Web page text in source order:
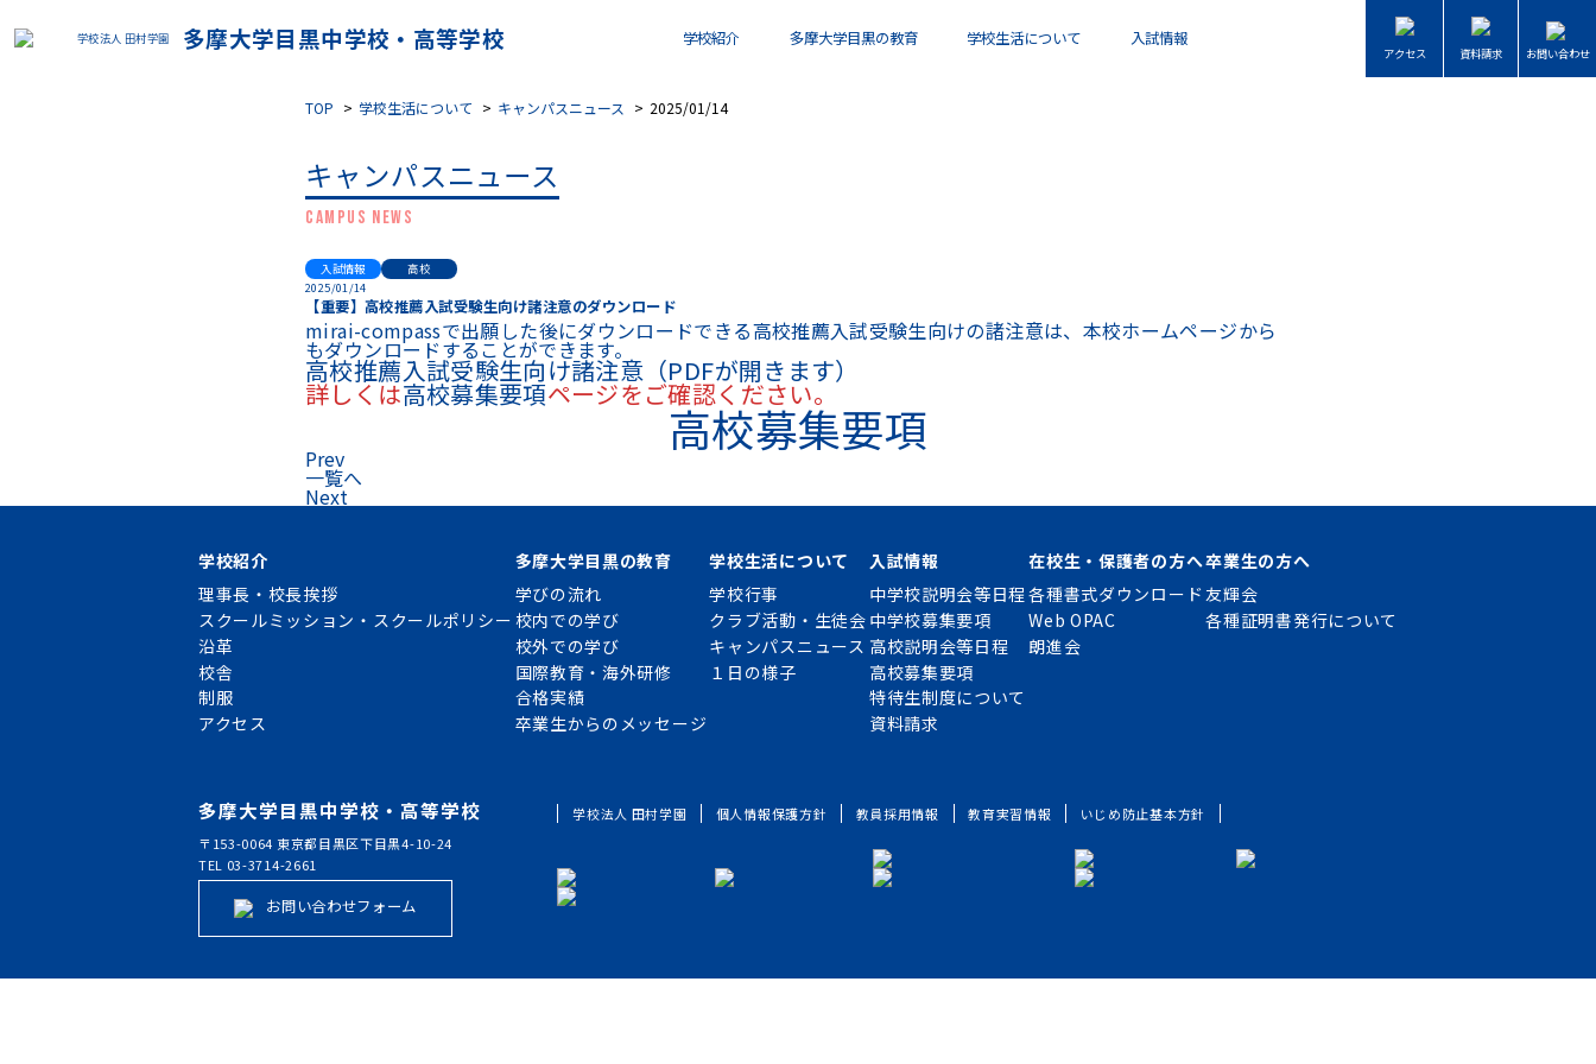
学校法人 田村学園 多摩大学目黒中学校・高等学校 学校紹介 多摩大学目黒の教育 学校生活について 入試情報
アクセス 資料請求 お問い合わせ
TOP 学校生活について キャンパスニュース 2025/01/14
キャンパスニュース
CAMPUS NEWS
入試情報
高校
2025/01/14
【重要】高校推薦入試受験生向け諸注意のダウンロード
mirai-compassで出願した後にダウンロードできる高校推薦入試受験生向けの諸注意は、本校ホームページから
もダウンロードすることができます。
高校推薦入試受験生向け諸注意 （PDFが開きます）
詳しくは高校募集要項ページをご確認ください。
高校募集要項
Prev
一覧へ
Next
学校紹介
理事長・校長挨拶
スクールミッション・スクールポリシー
沿革
校舎
制服
アクセス
多摩大学目黒の教育
学びの流れ
校内での学び
校外での学び
国際教育・海外研修
合格実績
卒業生からのメッセージ
学校生活について
学校行事
クラブ活動・生徒会
キャンパスニュース
１日の様子
入試情報
中学校説明会等日程
中学校募集要項
高校説明会等日程
高校募集要項
特待生制度について
資料請求
在校生・保護者の方へ
各種書式ダウンロード
Web OPAC
朗進会
卒業生の方へ
友輝会
各種証明書発行について
多摩大学目黒中学校・高等学校
〒153-0064 東京都目黒区下目黒4-10-24
TEL 03-3714-2661
お問い合わせフォーム
学校法人 田村学園 個人情報保護方針 教員採用情報 教育実習情報 いじめ防止基本方針